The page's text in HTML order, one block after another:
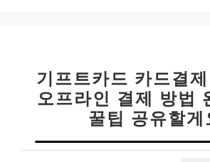
기프트카드 카드결
오프라인 결제 방법
꿀팁 공유할게